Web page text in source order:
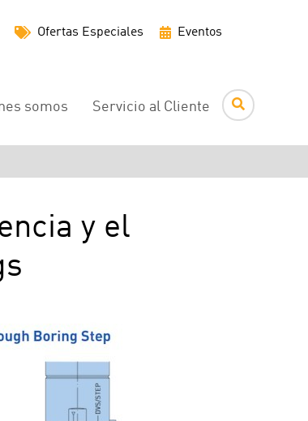
Ofertas Especiales Eventos
somos Servicio al Cliente
y el